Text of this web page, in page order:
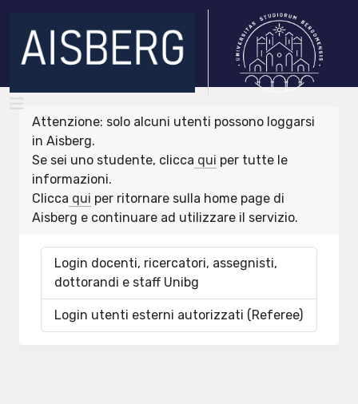
Attenzione: solo alcuni utenti possono loggarsi
in Aisberg.
Se sei uno studente, clicca qui per tutte le
informazioni.
Clicca qui per ritornare sulla home page di
Aisberg e continuare ad utilizzare il servizio.
Login docenti, ricercatori, assegnisti,
dottorandi e staff Unibg
Login utenti esterni autorizzati (Referee)